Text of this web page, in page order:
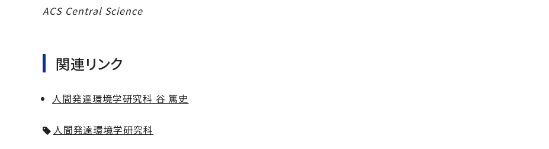
ACS Central Science
関連リンク
人間発達環境学研究科 谷 篤史
人間発達環境学研究科